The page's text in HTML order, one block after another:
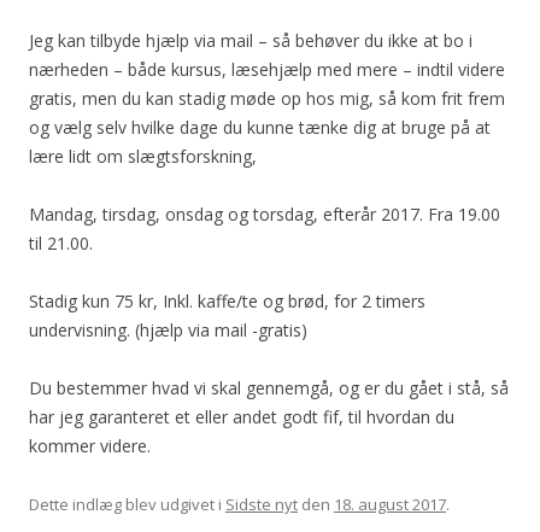
Jeg kan tilbyde hjælp via mail – så behøver du ikke at bo i
nærheden – både kursus, læsehjælp med mere – indtil videre
gratis, men du kan stadig møde op hos mig, så kom frit frem
og vælg selv hvilke dage du kunne tænke dig at bruge på at
lære lidt om slægtsforskning,
Mandag, tirsdag, onsdag og torsdag, efterår 2017. Fra 19.00
til 21.00.
Stadig kun 75 kr, Inkl. kaffe/te og brød, for 2 timers
undervisning. (hjælp via mail -gratis)
Du bestemmer hvad vi skal gennemgå, og er du gået i stå, så
har jeg garanteret et eller andet godt fif, til hvordan du
kommer videre.
Dette indlæg blev udgivet i Sidste nyt den 18. august 2017.